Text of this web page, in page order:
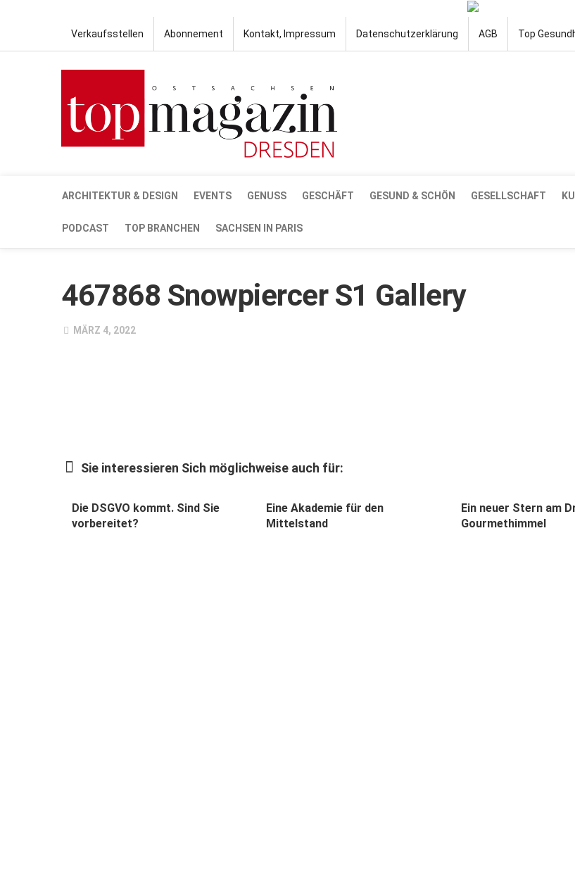
Verkaufsstellen Abonnement Kontakt, Impressum Datenschutzerklärung AGB Top
ARCHITEKTUR & DESIGN EVENTS GENUSS GESCHÄFT GESUND & SCHÖN GESELLSCHAFT
PODCAST TOP BRANCHEN SACHSEN IN PARIS
467868 Snowpiercer S1 Gallery
MÄRZ 4, 2022
Sie interessieren Sich möglichweise auch für:
Die DSGVO kommt. Sind Sie
vorbereitet?
Eine Akademie für den
Mittelstand
Ein neuer Stern am
Gourmethimmel